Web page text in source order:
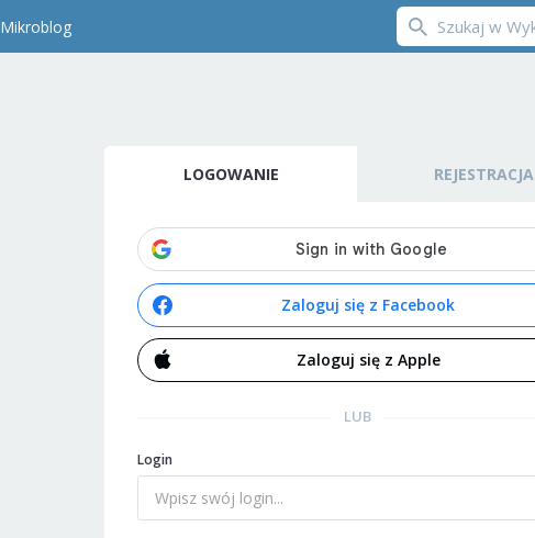
Mikroblog
LOGOWANIE REJESTRACJA
Zaloguj się z Facebook
Zaloguj się z Apple
LUB
Login